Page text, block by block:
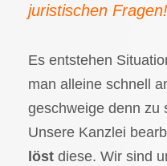
juristischen Fragen!
Es entstehen
man alleine schnell
geschweige denn zu
Unsere Kanzlei
löst diese. Wir sind